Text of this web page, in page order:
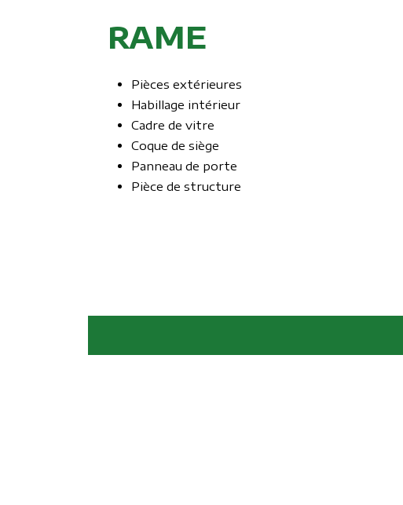
RAME
Pièces extérieures
Habillage intérieur
Cadre de vitre
Coque de siège
Panneau de porte
Pièce de structure